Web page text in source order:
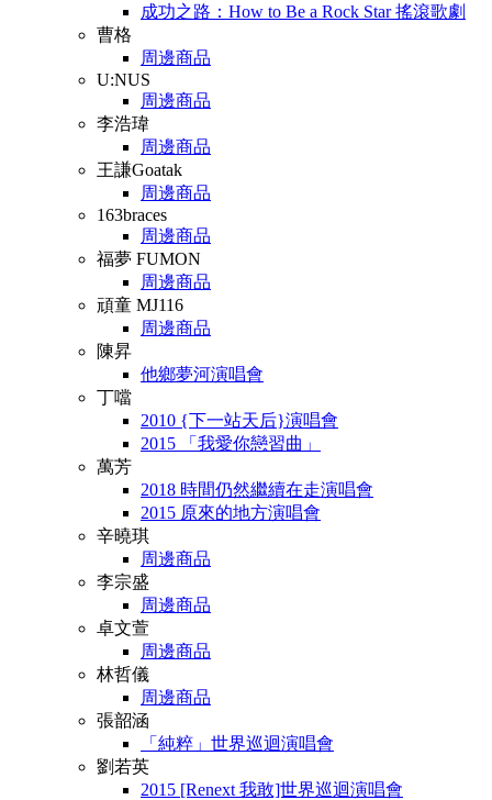
成功之路：How to Be a Rock Star 搖滾歌劇
曹格
周邊商品
U:NUS
周邊商品
李浩瑋
周邊商品
王謙Goatak
周邊商品
163braces
周邊商品
福夢 FUMON
周邊商品
頑童 MJ116
周邊商品
陳昇
他鄉夢河演唱會
丁噹
2010 {下一站天后}演唱會
2015 「我愛你戀習曲」
萬芳
2018 時間仍然繼續在走演唱會
2015 原來的地方演唱會
辛曉琪
周邊商品
李宗盛
周邊商品
卓文萱
周邊商品
林哲儀
周邊商品
張韶涵
「純粹」世界巡迴演唱會
劉若英
2015 [Renext 我敢]世界巡迴演唱會